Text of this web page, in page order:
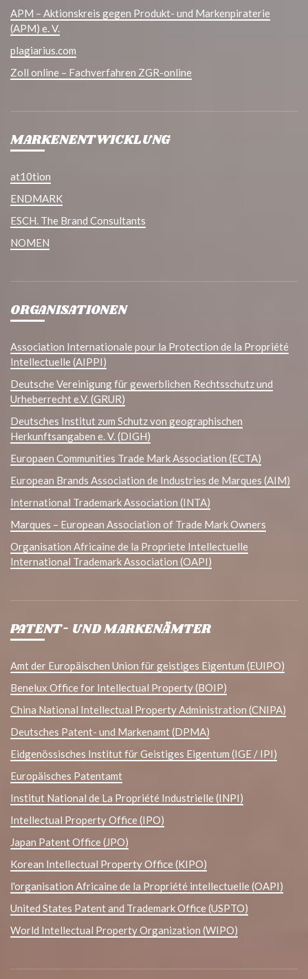
APM – Aktionskreis gegen Produkt- und Markenpiraterie
(APM) e. V.
plagiarius.com
Zoll online – Fachverfahren ZGR-online
MARKENENTWICKLUNG
at10tion
ENDMARK
ESCH. The Brand Consultants
NOMEN
ORGANISATIONEN
Association Internationale pour la Protection de la Propriété
Intellectuelle (AIPPI)
Deutsche Vereinigung für gewerblichen Rechtsschutz und
Urheberrecht e.V. (GRUR)
Deutsches Institut zum Schutz von geographischen
Herkunftsangaben e. V. (DIGH)
Europaen Communities Trade Mark Association (ECTA)
European Brands Association de Industries de Marques (AIM)
International Trademark Association (INTA)
Marques – European Association of Trade Mark Owners
Organisation Africaine de la Propriete Intellectuelle
International Trademark Association (OAPI)
PATENT- UND MARKENÄMTER
Amt der Europäischen Union für geistiges Eigentum (EUIPO)
Benelux Office for Intellectual Property (BOIP)
China National Intellectual Property Administration (CNIPA)
Deutsches Patent- und Markenamt (DPMA)
Eidgenössisches Institut für Geistiges Eigentum (IGE / IPI)
Europäisches Patentamt
Institut National de La Propriété Industrielle (INPI)
Intellectual Property Office (IPO)
Japan Patent Office (JPO)
Korean Intellectual Property Office (KIPO)
l'organisation Africaine de la Propriété intellectuelle (OAPI)
United States Patent and Trademark Office (USPTO)
World Intellectual Property Organization (WIPO)